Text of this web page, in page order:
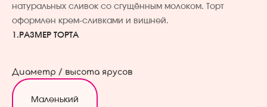
натуральных сливок со сгущённым молоком. Торт
оформлен крем-сливками и вишней.
1. РАЗМЕР ТОРТА
Диаметр / высота ярусов
Маленький